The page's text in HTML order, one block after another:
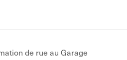
de rue au Garage